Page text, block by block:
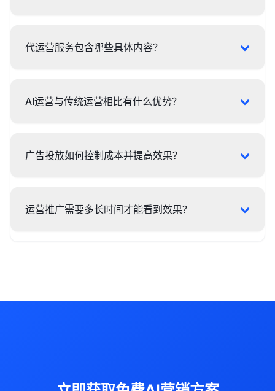
代运营服务包含哪些具体内容？
AI运营与传统运营相比有什么优势？
广告投放如何控制成本并提高效果？
运营推广需要多长时间才能看到效果？